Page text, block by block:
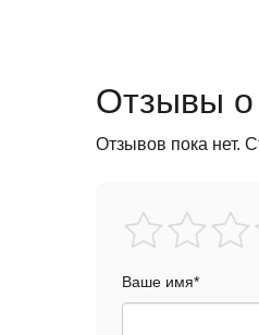
Отзывы о
Отзывов пока нет.
Ваше имя*